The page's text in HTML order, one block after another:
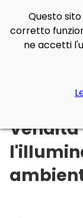
Illuminazione
Questo
corretto
ne accetti